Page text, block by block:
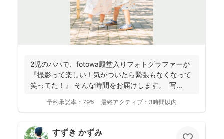
2児のパパで、fotowa殿堂入りフォトグラファーが
『撮影って楽しい！気がついたら緊張もなくなって
笑ってた！』 そんな時間をお届けします。 写...
予約承諾率： 79% 最終アクティブ： 3時間以内
すずき かずみ